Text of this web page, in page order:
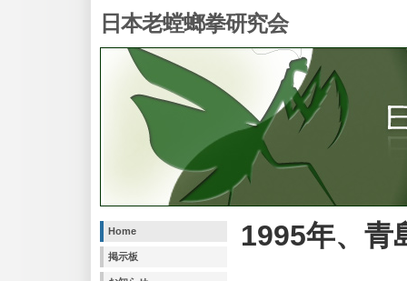
日本老螳螂拳研究会
Home
掲示板
1995年、青